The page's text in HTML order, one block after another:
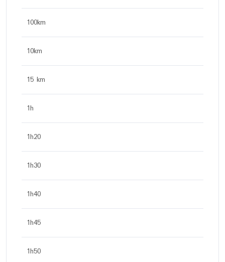
100km
10km
15 km
1h
1h20
1h30
1h40
1h45
1h50